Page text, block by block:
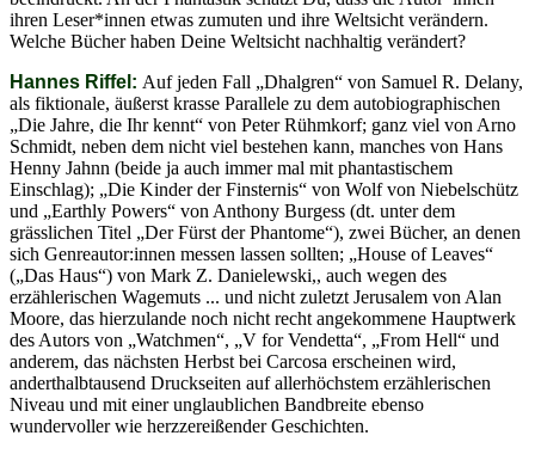
ihren Leser*innen etwas zumuten und ihre Weltsicht verändern.
Welche Bücher haben Deine Weltsicht nachhaltig verändert?
Hannes Riffel: Auf jeden Fall „Dhalgren“ von Samuel R. Delany,
als fiktionale, äußerst krasse Parallele zu dem autobiographischen
„Die Jahre, die Ihr kennt“ von Peter Rühmkorf; ganz viel von Arno
Schmidt, neben dem nicht viel bestehen kann, manches von Hans
Henny Jahnn (beide ja auch immer mal mit phantastischem
Einschlag); „Die Kinder der Finsternis“ von Wolf von Niebelschütz
und „Earthly Powers“ von Anthony Burgess (dt. unter dem
grässlichen Titel „Der Fürst der Phantome“), zwei Bücher, an denen
sich Genreautor:innen messen lassen sollten; „House of Leaves“
(„Das Haus“) von Mark Z. Danielewski,, auch wegen des
erzählerischen Wagemuts ... und nicht zuletzt Jerusalem von Alan
Moore, das hierzulande noch nicht recht angekommene Hauptwerk
des Autors von „Watchmen“, „V for Vendetta“, „From Hell“ und
anderem, das nächsten Herbst bei Carcosa erscheinen wird,
anderthalbtausend Druckseiten auf allerhöchstem erzählerischen
Niveau und mit einer unglaublichen Bandbreite ebenso
wundervoller wie herzzereißender Geschichten.